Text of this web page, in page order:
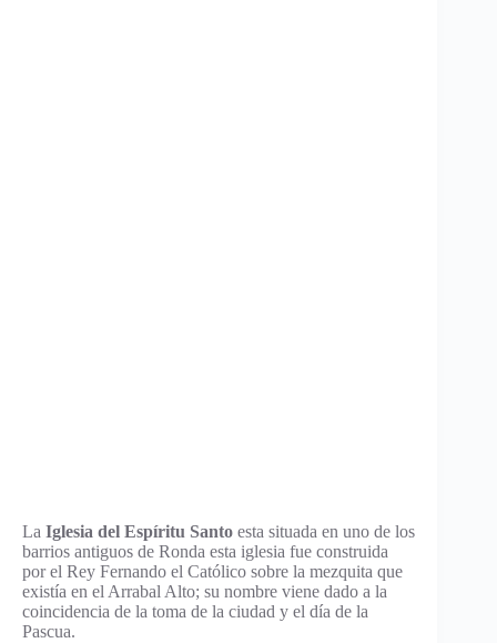
La Iglesia del Espíritu Santo esta situada en uno de los
barrios antiguos de Ronda esta iglesia fue construida
por el Rey Fernando el Católico sobre la mezquita que
existía en el Arrabal Alto; su nombre viene dado a la
coincidencia de la toma de la ciudad y el día de la
Pascua.